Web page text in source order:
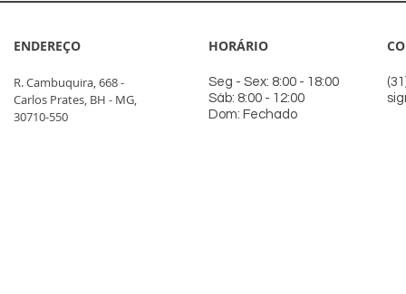
ENDEREÇO
R. Cambuquira, 668 -
Carlos Prates, BH - MG,
30710-550
HORÁRIO
Seg - Sex: 8:00 - 18:00
Sáb: 8:00 - 12:00
Dom: Fechado